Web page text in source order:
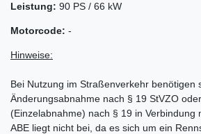
Leistung: 90 PS / 66 kW
Motorcode: -
Hinweise:
Bei Nutzung im Straßenverkehr benötigen
Änderungsabnahme nach § 19 StVZO
(Einzelabnahme) nach § 19 in Verbindung
ABE liegt nicht bei, da es sich um ein